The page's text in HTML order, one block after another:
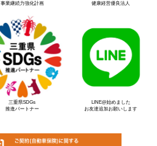
事業継続力強化計画 健康経営優良法人
三重県SDGs
推進パートナー
LINE@始めました
お友達追加お願いします